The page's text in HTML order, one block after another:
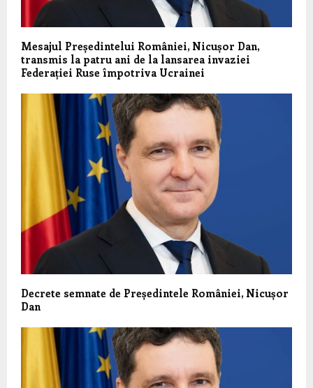
Mesajul Președintelui României, Nicușor Dan,
transmis la patru ani de la lansarea invaziei
Federației Ruse împotriva Ucrainei
Decrete semnate de Președintele României, Nicușor
Dan